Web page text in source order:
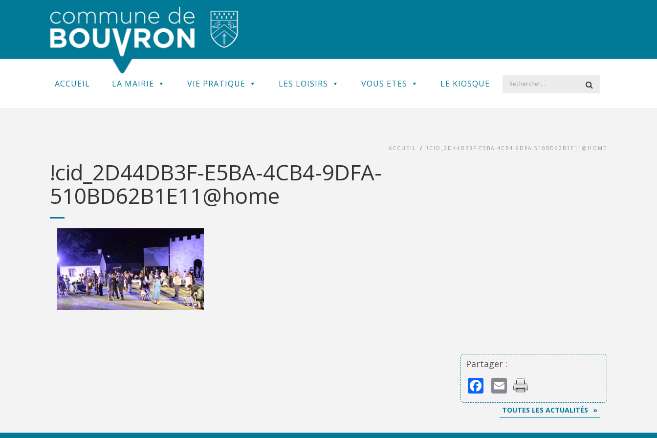
ACCUEIL LA MAIRIE VIE PRATIQUE LES LOISIRS VOUS ETES LE KIOSQUE
ACCUEIL / !CID_2D44DB3F-E5BA-4CB4-9DFA-510BD62B1E11@HOME
!cid_2D44DB3F-E5BA-4CB4-9DFA-
510BD62B1E11@home
Partager :
Facebook
Email
TOUTES LES ACTUALITÉS